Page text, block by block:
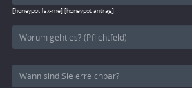
[honeypot fax-me] [honeypot antrag]